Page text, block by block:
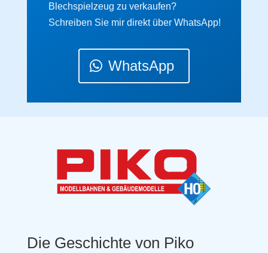
Blechspielzeug zu verkaufen?
Schreiben Sie mir direkt über WhatsApp!
WhatsApp
Die Geschichte von Piko